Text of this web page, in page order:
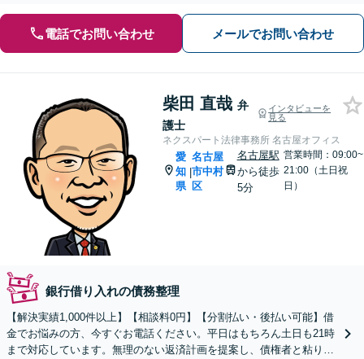
電話でお問い合わせ メールでお問い合わせ
柴田 直哉 弁
護士
インタビューを
見る
ネクスパート法律事務所 名古屋オフィス
愛
知
県
|
名古屋
市中村
区
名古屋駅
から徒歩
5分
営業時間：09:00~
21:00（土日祝
日）
銀行借り入れの債務整理
【解決実績1,000件以上】【相談料0円】【分割払い・後払い可能】借
金でお悩みの方、今すぐお電話ください。平日はもちろん土日も21時
まで対応しています。無理のない返済計画を提案し、債権者と粘り強